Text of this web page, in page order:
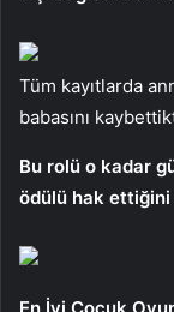
Tüm kayıtlarda
babasını
Bu rolü o kadar
ödülü hak
En İyi Çocuk